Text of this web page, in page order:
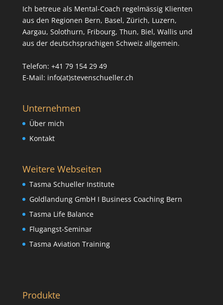
Ich betreue als Mental-Coach regelmässig Klienten
aus den Regionen Bern, Basel, Zürich, Luzern,
Aargau, Solothurn, Fribourg, Thun, Biel, Wallis und
aus der deutschsprachigen Schweiz allgemein.
Telefon: +41 79 154 29 49
E-Mail: info(at)stevenschueller.ch
Unternehmen
Über mich
Kontakt
Weitere Webseiten
Tasma Schueller Institute
Goldlandung GmbH I Business Coaching Bern
Tasma Life Balance
Flugangst-Seminar
Tasma Aviation Training
Produkte